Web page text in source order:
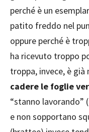
perché è un
patito freddo nel
oppure perché è
ha ricevuto troppo
troppa, invece, è
cadere le foglie
“stanno
e non sopportano